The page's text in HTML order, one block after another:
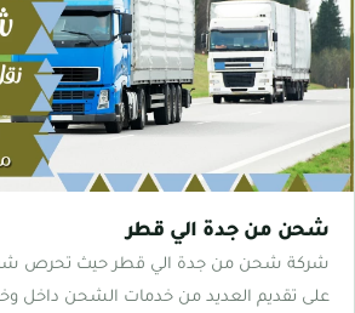
شحن من جدة الي قطر
شركة شحن من جدة الي قطر حيث تحرص
على تقديم العديد من خدمات الشحن داخل